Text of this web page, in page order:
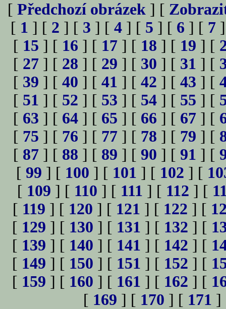
[ Předchozí obrázek ] [
[ 1 ] [ 2 ] [ 3 ] [ 4 ] [ 5 ] [ 6 ] [ 7
[ 15 ] [ 16 ] [ 17 ] [ 18 ] [ 19 ] [
[ 27 ] [ 28 ] [ 29 ] [ 30 ] [ 31 ] [
[ 39 ] [ 40 ] [ 41 ] [ 42 ] [ 43 ] [
[ 51 ] [ 52 ] [ 53 ] [ 54 ] [ 55 ] [
[ 63 ] [ 64 ] [ 65 ] [ 66 ] [ 67 ] [
[ 75 ] [ 76 ] [ 77 ] [ 78 ] [ 79 ] [
[ 87 ] [ 88 ] [ 89 ] [ 90 ] [ 91 ] [
[ 99 ] [ 100 ] [ 101 ] [ 102 ] [
[ 109 ] [ 110 ] [ 111 ] [ 112 ] [
[ 119 ] [ 120 ] [ 121 ] [ 122 ] [
[ 129 ] [ 130 ] [ 131 ] [ 132 ] [
[ 139 ] [ 140 ] [ 141 ] [ 142 ] [
[ 149 ] [ 150 ] [ 151 ] [ 152 ] [
[ 159 ] [ 160 ] [ 161 ] [ 162 ] [
[ 169 ] [ 170 ] [ 171 ]